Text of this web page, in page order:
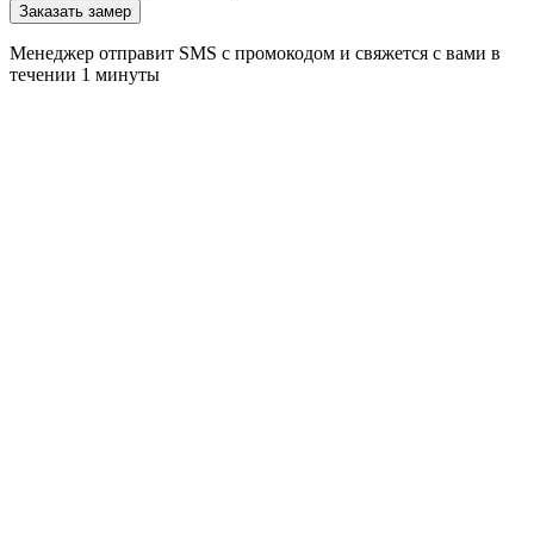
Заказать замер
Менеджер отправит SMS с промокодом и свяжется с вами в
течении 1 минуты